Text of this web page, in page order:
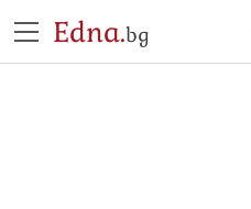
Edna.bg